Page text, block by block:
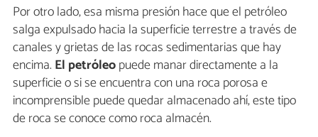
Por otro lado, esa misma presión hace que el petróleo
salga expulsado hacia la superficie terrestre a través de
canales y grietas de las rocas sedimentarias que hay
encima. El petróleopuede manar directamente a la
superficie o si se encuentra con una roca porosa e
incomprensible puede quedar almacenado ahí, este tipo
de roca se conoce como roca almacén.